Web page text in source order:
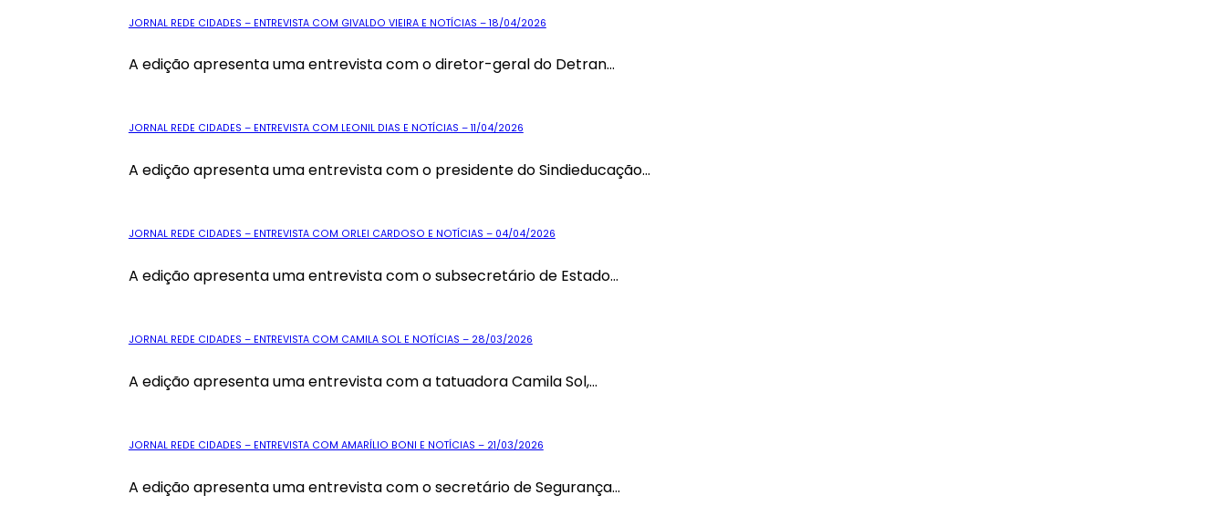
JORNAL REDE CIDADES – ENTREVISTA COM GIVALDO VIEIRA E NOTÍCIAS – 18/04/2026
A edição apresenta uma entrevista com o diretor-geral do Detran...
JORNAL REDE CIDADES – ENTREVISTA COM LEONIL DIAS E NOTÍCIAS – 11/04/2026
A edição apresenta uma entrevista com o presidente do Sindieducação...
JORNAL REDE CIDADES – ENTREVISTA COM ORLEI CARDOSO E NOTÍCIAS – 04/04/2026
A edição apresenta uma entrevista com o subsecretário de Estado...
JORNAL REDE CIDADES – ENTREVISTA COM CAMILA SOL E NOTÍCIAS – 28/03/2026
A edição apresenta uma entrevista com a tatuadora Camila Sol,...
JORNAL REDE CIDADES – ENTREVISTA COM AMARÍLIO BONI E NOTÍCIAS – 21/03/2026
A edição apresenta uma entrevista com o secretário de Segurança...